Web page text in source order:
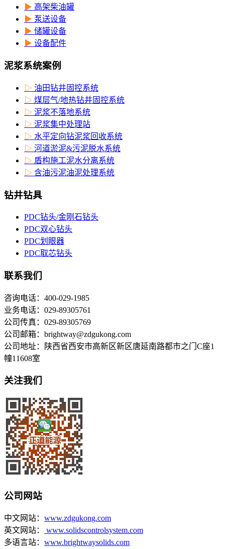
▶ 高架柴油罐
▶ 泵送设备
▶ 储罐设备
▶ 设备配件
泥浆系统案例
▷ 油田钻井固控系统
▷ 煤层气/地热钻井固控系统
▷ 泥浆不落地系统
▷ 泥浆集中处理站
▷ 水平定向钻泥浆回收系统
▷ 河道淤泥&污泥脱水系统
▷ 盾构施工泥水分离系统
▷ 含油污泥油泥处理系统
钻井钻具
PDC钻头/金刚石钻头
PDC双心钻头
PDC划眼器
PDC取芯钻头
联系我们
咨询电话：400-029-1985
业务电话：029-89305761
公司传真：029-89305769
公司邮箱：brightway@zdgukong.com
公司地址：陕西省西安市高新区新区唐延南路都市之门C座1
幢11608室
关注我们
公司网站
中文网站： www.zdgukong.com
英文网站：
www.solidscontrolsystem.com
多语言站： www.brightwaysolids.com